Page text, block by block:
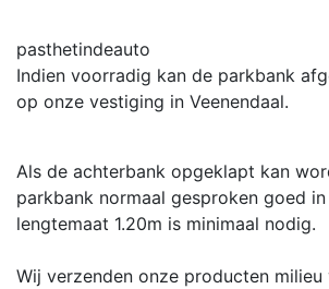
pasthetindeauto
Indien voorradig kan de parkbank
op onze vestiging in Veenendaal.
Als de achterbank opgeklapt kan
parkbank normaal gesproken goed
lengtemaat 1.20m is minimaal nodig.
Wij verzenden onze producten milieu